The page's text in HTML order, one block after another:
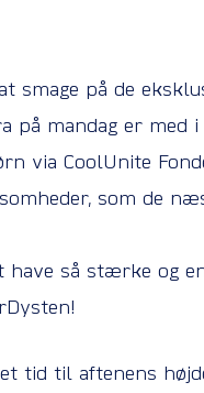
smage på de
på mandag er
via CoolUnite
som de
have så stærke og
tid til aftenens